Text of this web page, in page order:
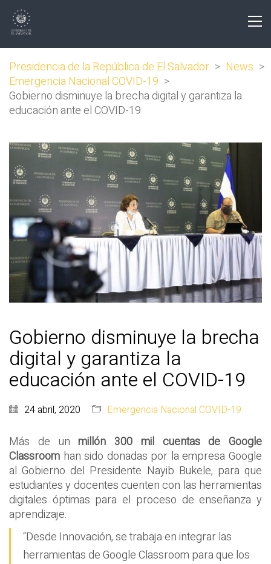
Presidencia de la República de El Salvador > News >
Emergencia Nacional COVID-19 >
Gobierno disminuye la brecha digital y garantiza la
educación ante el COVID-19
Gobierno disminuye la brecha
digital y garantiza la
educación ante el COVID-19
24 abril, 2020 Emergencia Nacional COVID-19
Más de unmillón 300 mil cuentas de Google
Classroom han sido donadas por la empresa Google
al Gobierno del Presidente Nayib Bukele, para que
estudiantes y docentes cuenten con las herramientas
digitales óptimas para el proceso de enseñanza y
aprendizaje.
“Desde Innovación, se trabaja en integrar las
herramientas de Google Classroom para que los